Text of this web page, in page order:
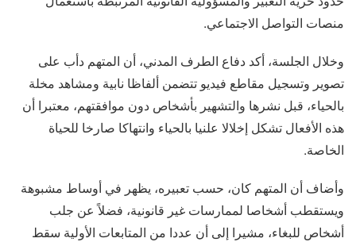
منصات التواصل الاجتماعي.
وخلال الجلسة، أكد دفاع الطرف المدني، أن المتهم دأب على
تصوير وتسجيل مقاطع فيديو تتضمن ألفاظا نابية ومشاهد مخلة
بالحياء، قبل نشرها والتشهير بأشخاص دون موافقتهم، معتبرا أن
هذه الأفعال تشكل إخلالا علنيا بالحياء وانتهاكا صارخا للحياة
الخاصة.
وأضاف أن المتهم كان، حسب تعبيره، يظهر في أوساط مشبوهة
ويستقطب أشخاصا لممارسات غير قانونية، فضلاً عن جلب
أشخاص للبغاء، مشيرا إلى أن عددا من المتابعات الأولية سقط